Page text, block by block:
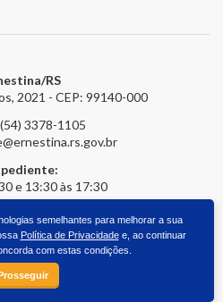
RS
2021 - CEP: 99140-000
(54) 3378-1105
e 13:30 às 17:30
os direitos reservados.
semelhantes para melhorar a sua
Política de Privacidadee, ao continuar
com estas condições.